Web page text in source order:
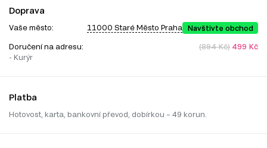
Doprava
Vaše město: 11000 Staré Město Praha Navštivte obchod
Doručení na adresu:
- Kurýr
(894 Kč) 499 Kč
Platba
Hotovost, karta, bankovní převod, dobírkou – 49 korun.